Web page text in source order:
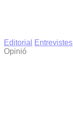
Editorial
Entrevistes
Opinió